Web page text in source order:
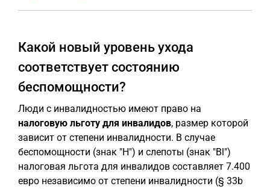
Какой новый уровень ухода
соответствует состоянию
беспомощности?
Люди с инвалидностью имеют право на
налоговую льготу для инвалидов, размер которой
зависит от степени инвалидности. В случае
беспомощности (знак "H") и слепоты (знак "Bl")
налоговая льгота для инвалидов составляет 7.400
евро независимо от степени инвалидности (§ 33b